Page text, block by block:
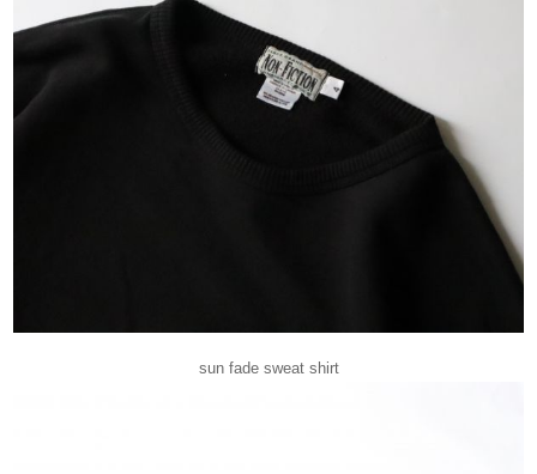
sun fade sweat shirt